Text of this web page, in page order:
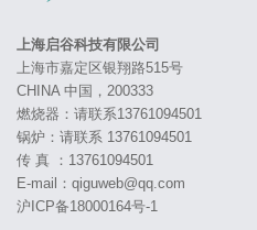
上海启谷科技有限公司
上海市嘉定区银翔路515号
CHINA 中国，200333
燃烧器：请联系13761094501
锅炉：请联系 13761094501
传 真 ：13761094501
E-mail：qiguweb@qq.com
沪ICP备18000164号-1